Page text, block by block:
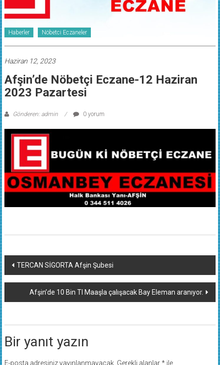
Haberler Nöbetci Eczaneler
Haziran 12, 2023
Afşin’de Nöbetçi Eczane-12 Haziran
2023 Pazartesi
Gönderen: admin 0 yorum
Yazı
dolaşımı
TERCAN SİGORTA Afşin Şubesi
Afşin’de 10 Bin Tl Maaşla çalışacak Bay Eleman aranıyor.
Bir yanıt yazın
E-posta adresiniz yayınlanmayacak. Gerekli alanlar*ile